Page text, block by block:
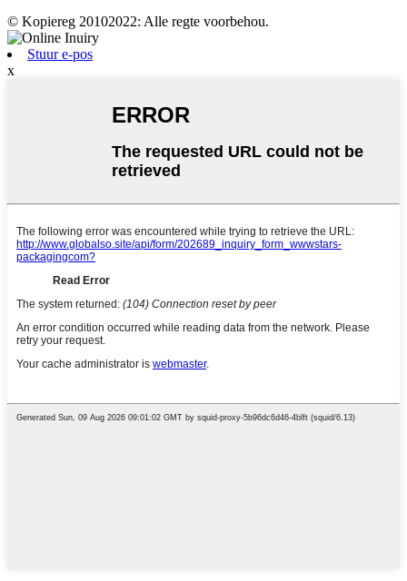
© Kopiereg 20102022: Alle regte voorbehou.
Stuur e-pos
x